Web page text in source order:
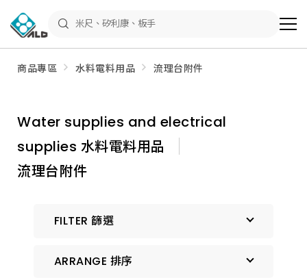
Shop
商
專
具、
商品專區 水料電料用品 流理台附件
Water supplies and electrical
supplies 水料電料用品
流理台附件
FILTER 篩選
ARRANGE 排序